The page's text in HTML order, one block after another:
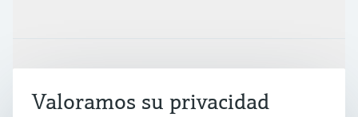
Industrias
Valoramos su privacidad